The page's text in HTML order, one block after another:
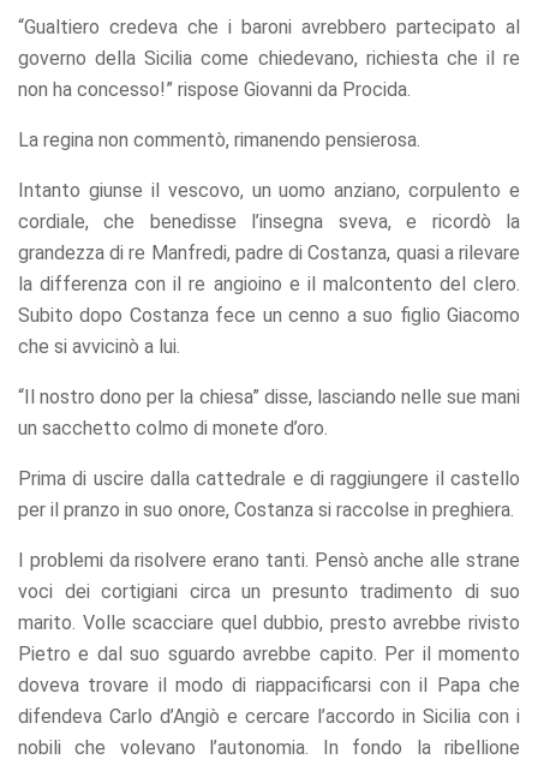
“Gualtiero credeva che i baroni avrebbero partecipato al
governo della Sicilia come chiedevano, richiesta che il re
non ha concesso!” rispose Giovanni da Procida.
La regina non commentò, rimanendo pensierosa.
Intanto giunse il vescovo, un uomo anziano, corpulento e
cordiale, che benedisse l’insegna sveva, e ricordò la
grandezza di re Manfredi, padre di Costanza, quasi a rilevare
la differenza con il re angioino e il malcontento del clero.
Subito dopo Costanza fece un cenno a suo figlio Giacomo
che si avvicinò a lui.
“Il nostro dono per la chiesa” disse, lasciando nelle sue mani
un sacchetto colmo di monete d’oro.
Prima di uscire dalla cattedrale e di raggiungere il castello
per il pranzo in suo onore, Costanza si raccolse in preghiera.
I problemi da risolvere erano tanti. Pensò anche alle strane
voci dei cortigiani circa un presunto tradimento di suo
marito. Volle scacciare quel dubbio, presto avrebbe rivisto
Pietro e dal suo sguardo avrebbe capito. Per il momento
doveva trovare il modo di riappacificarsi con il Papa che
difendeva Carlo d’Angiò e cercare l’accordo in Sicilia con i
nobili che volevano l’autonomia. In fondo la ribellione